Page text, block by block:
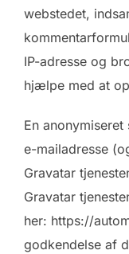
webstedet,
IP-adresse og
hjælpe med at
En
e-mailadresse
Gravatar
Gravatar
her: https://
godkendelse af